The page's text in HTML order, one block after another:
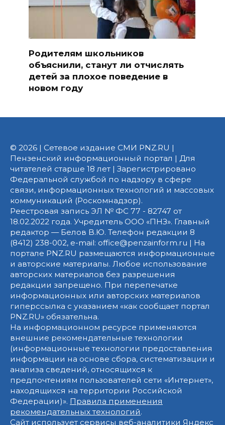
Родителям школьников
объяснили, станут ли отчислять
детей за плохое поведение в
новом году
© 2026 | Сетевое издание СМИ PNZ.RU |
Пензенский информационный портал | Для
читателей старше 18 лет | Зарегистрировано
Федеральной службой по надзору в сфере
связи, информационных технологий и массовых
коммуникаций (Роскомнадзор).
Реестровая запись ЭЛ № ФС 77 - 82747 от
18.02.2022 года. Учредитель ООО «ПНЗ». Главный
редактор — Белов В.Ю. Телефон редакции 8
(8412) 238-002, e-mail: office@penzainform.ru | На
портале PNZ.RU размещаются информационные
и авторские материалы. Любое использование
авторских материалов без разрешения
редакции запрещено. При перепечатке
информационных или авторских материалов
гиперссылка с указанием «как сообщает портал
PNZ.RU» обязательна.
На информационном ресурсе применяются
внешние рекомендательные технологии
(информационные технологии предоставления
информации на основе сбора, систематизации и
анализа сведений, относящихся к
предпочтениям пользователей сети «Интернет»,
находящихся на территории Российской
Федерации)». Правила применения
рекомендательных технологий.
Сайт использует сервисы веб-аналитики Яндекс